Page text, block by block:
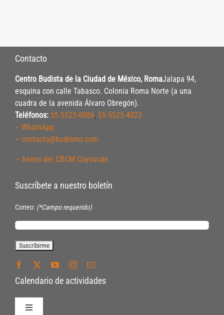
Contacto
Centro Budista de la Ciudad de México, RomaJalapa 94,
esquina con calle Tabasco. Colonia Roma Norte (a una
cuadra de la avenida Álvaro Obregón).
Teléfonos: 55-5525-0086, 55-5525-4023
– WhatsApp
– contacto@budismo.com
– Anexo del CBCM Coyoacán
Suscríbete a nuestro boletín
Correo: (*Campo requerido)
Calendario de actividades
Toggle